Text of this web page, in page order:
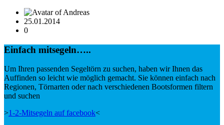
25.01.2014
0
Einfach mitsegeln…..
Um Ihren passenden Segeltörn zu suchen, haben wir Ihnen das
Auffinden so leicht wie möglich gemacht. Sie können einfach nach
Regionen, Törnarten oder nach verschiedenen Bootsformen filtern
und suchen
>1-2-Mitsegeln auf facebook<